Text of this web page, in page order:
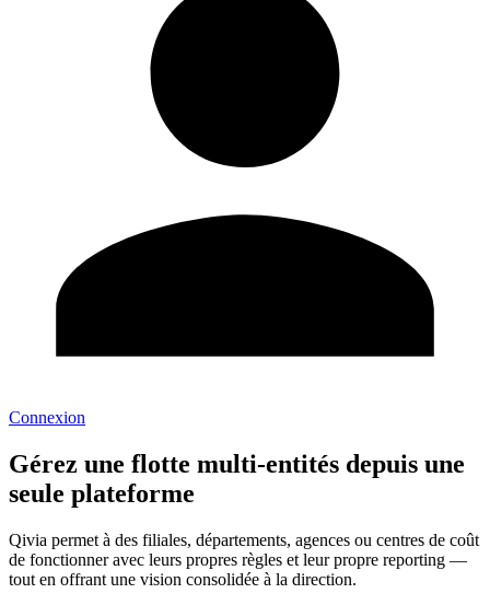
Connexion
Gérez une flotte multi-entités depuis une
seule plateforme
Qivia permet à des filiales, départements, agences ou centres de coût
de fonctionner avec leurs propres règles et leur propre reporting —
tout en offrant une vision consolidée à la direction.